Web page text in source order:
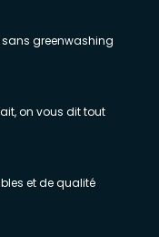
sans greenwashing
on vous dit tout
et de qualité